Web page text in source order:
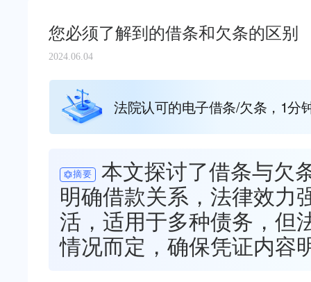
您必须了解到的借条和欠条的区别
2024.06.04
法院认可的电子借条/欠条，1分
摘要
本文探讨了借条与欠
明确借款关系，法律效力
活，适用于多种债务，但
情况而定，确保凭证内容